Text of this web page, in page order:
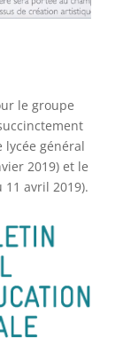
le groupe
lycée général
2019) et le
11 avril 2019).